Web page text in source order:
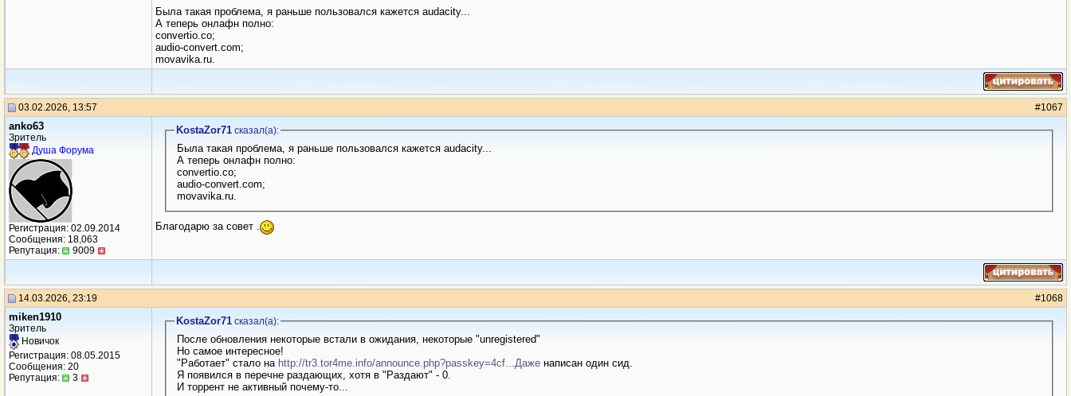
Была такая проблема, я раньше пользовался кажется audacity...
А теперь онлафн полно:
convertio.co;
audio-convert.com;
movavika.ru.
03.02.2026, 13:57 #1067
anko63
Зритель
Душа Форума
Регистрация: 02.09.2014
Сообщения: 18,063
Репутация:
9009
KostaZor71сказал(a):
Была такая проблема, я раньше пользовался кажется audacity...
А теперь онлафн полно:
convertio.co;
audio-convert.com;
movavika.ru.
Благодарю за совет .
14.03.2026, 23:19 #1068
miken1910
Зритель
Новичок
Регистрация: 08.05.2015
Сообщения: 20
Репутация:
3
KostaZor71сказал(a):
После обновления некоторые встали в ожидания, некоторые "unregistered"
Но самое интересное!
"Работает" стало на http://tr3.tor4me.info/announce.php?passkey=4cf...Даженаписан один сид.
Я появился в перечне раздающих, хотя в "Раздают" - 0.
И торрент не активный почему-то...